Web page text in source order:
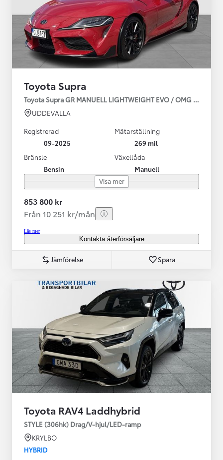
Toyota Supra
Toyota Supra GR MANUELL LIGHTWEIGHT EVO / OMG LEV!
UDDEVALLA
Registrerad
09-2025
Mätarställning
269 mil
Bränsle
Bensin
Växellåda
Manuell
Visa mer
853 800 kr
Från 10 251 kr/mån
Läs mer
Kontakta återförsäljare
Jämförelse Spara
Toyota RAV4 Laddhybrid
STYLE (306hk) Drag/V-hjul/LED-ramp
KRYLBO
HYBRID